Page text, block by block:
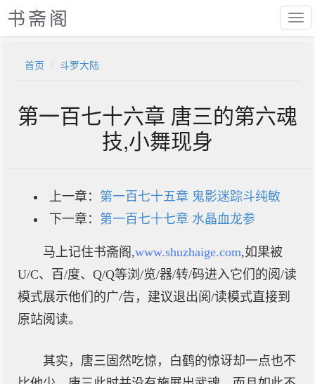
书斋阁
首页 斗罗大陆
第一百七十六章 唐三的第六魂
技,小舞现身
上一章： 第一百七十五章 鬼影迷踪斗纯敏
下一章： 第一百七十七章 水晶血龙参
马上记住书斋阁,www.shuzhaige.com,如果被
U/C、百/度、Q/Q等浏/览/器/转/码进入它们的阅/读
模式展示他们的广/告，建议退出阅/读模式直接到
原站阅读。
其实，唐三固然吃惊，白鹤的惊讶却一点也不